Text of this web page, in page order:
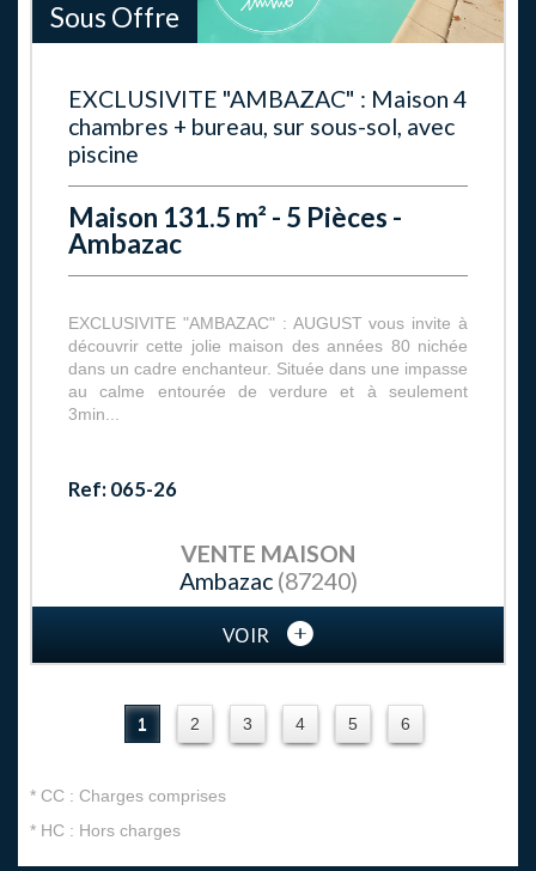
Sous Offre
EXCLUSIVITE "AMBAZAC" : Maison 4
chambres + bureau, sur sous-sol, avec
piscine
Maison 131.5 m² - 5 Pièces -
Ambazac
EXCLUSIVITE "AMBAZAC" : AUGUST vous invite à
découvrir cette jolie maison des années 80 nichée
dans un cadre enchanteur. Située dans une impasse
au calme entourée de verdure et à seulement
3min...
Ref: 065-26
VENTE MAISON
Ambazac (87240)
VOIR
1 2 3 4 5 6
* CC : Charges comprises
* HC : Hors charges